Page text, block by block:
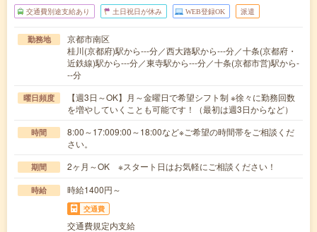
交通費別途支給あり 土日祝日が休み WEB登録OK 派遣
勤務地
京都市南区
桂川(京都府)駅から---分／西大路駅から---分／十条(京都府・
近鉄線)駅から---分／東寺駅から---分／十条(京都市営)駅から-
--分
曜日頻度
【週3日～OK】月～金曜日で希望シフト制 ※徐々に勤務回数
を増やしていくことも可能です！（最初は週3日からなど）
時間
8:00～17:009:00～18:00など※ご希望の時間帯をご相談くだ
さい。
期間 2ヶ月～OK ※スタート日はお気軽にご相談ください！
時給 時給1400円～
交通費
交通費規定内支給